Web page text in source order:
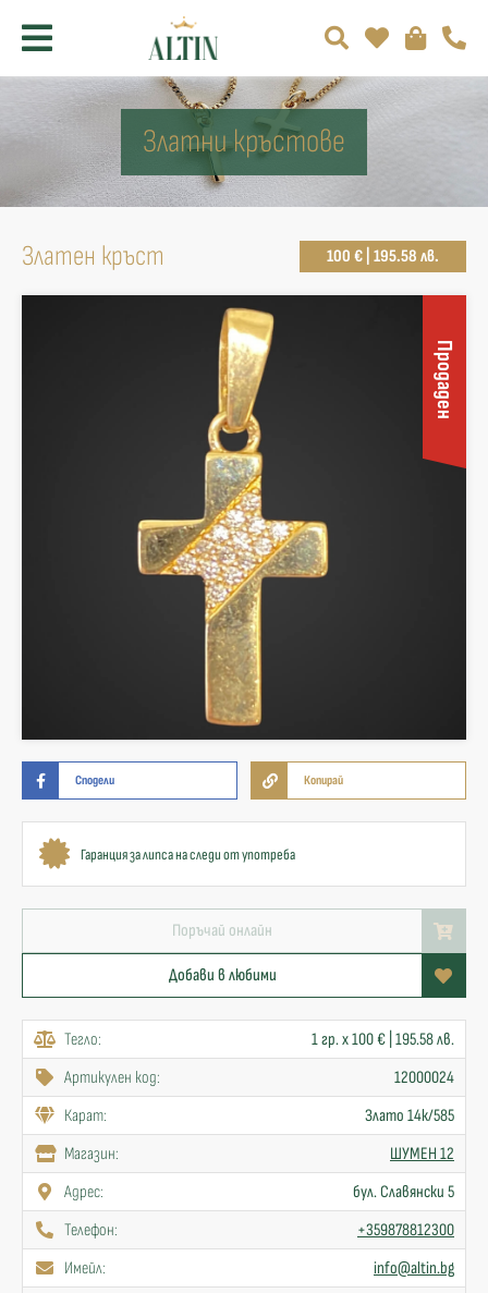
Златни кръстове
Златен кръст 100 € | 195.58 лв.
Продаден
Сподели Копирай
Гаранция за липса на следи от употреба
Поръчай онлайн
Добави в любими
Тегло:
1 гр. x 100 € | 195.58 лв.
Артикулен код:
12000024
Карат:
Злато 14к/585
Mагазин:
ШУМЕН 12
Адрес:
бул. Славянски 5
Телефон:
+359878812300
Имейл:
info@altin.bg